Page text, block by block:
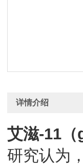
详情介绍
艾滋-11（
研究认为